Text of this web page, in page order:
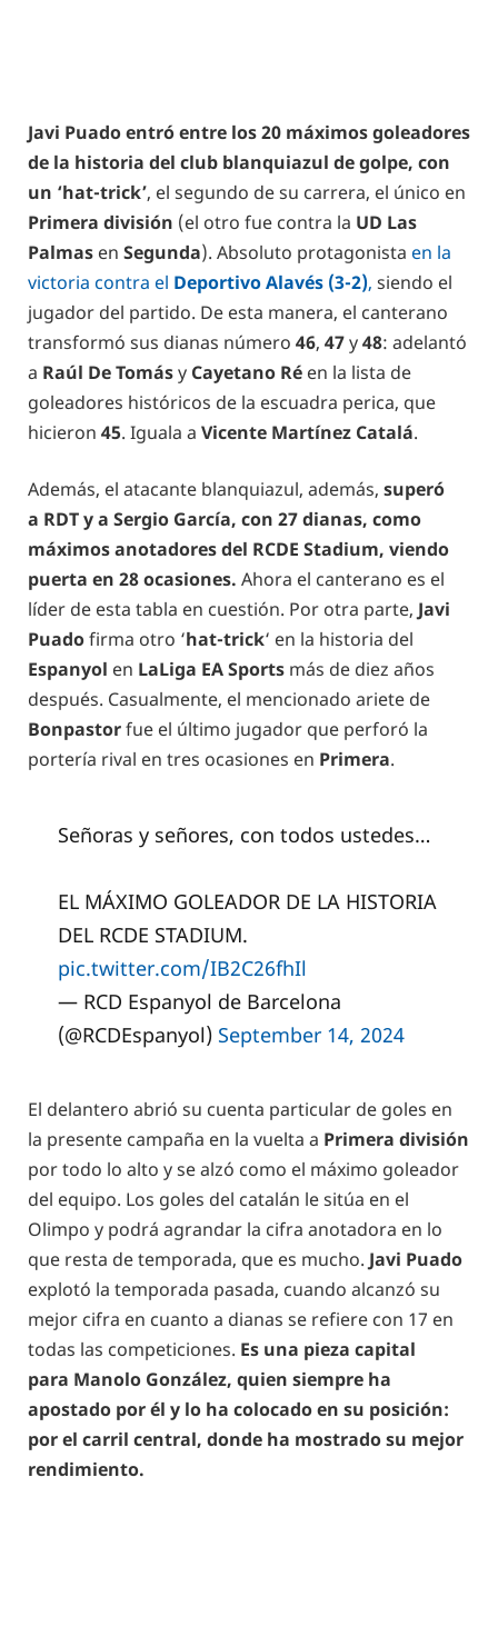
Javi Puado entró entre los 20 máximos goleadores
de la historia del club blanquiazul de golpe, con
un ‘hat-trick’, el segundo de su carrera, el único en
Primera división (el otro fue contra la UD Las
Palmas en Segunda). Absoluto protagonista en la
victoria contra el Deportivo Alavés (3-2), siendo el
jugador del partido. De esta manera, el canterano
transformó sus dianas número 46, 47y48: adelantó
a Raúl De Tomásy Cayetano Ré en la lista de
goleadores históricos de la escuadra perica, que
hicieron 45. Iguala a Vicente Martínez Catalá.
Además, el atacante blanquiazul, además, superó
a RDT y a Sergio García, con 27 dianas, como
máximos anotadores del RCDE Stadium, viendo
puerta en 28 ocasiones. Ahora el canterano es el
líder de esta tabla en cuestión. Por otra parte, Javi
Puadofirma otro ‘hat-trick‘ en la historia del
Espanyol en LaLiga EA Sports más de diez años
después. Casualmente, el mencionado ariete de
Bonpastorfue el último jugador que perforó la
portería rival en tres ocasiones en Primera.
Señoras y señores, con todos ustedes…
EL MÁXIMO GOLEADOR DE LA HISTORIA
DEL RCDE STADIUM.
pic.twitter.com/IB2C26fhIl
— RCD Espanyol de Barcelona
(@RCDEspanyol) September 14, 2024
El delantero abrió su cuenta particular de goles en
la presente campaña en la vuelta a Primera división
por todo lo alto y se alzó como el máximo goleador
del equipo. Los goles del catalán le sitúa en el
Olimpo y podrá agrandar la cifra anotadora en lo
que resta de temporada, que es mucho. Javi Puado
explotó la temporada pasada, cuando alcanzó su
mejor cifra en cuanto a dianas se refiere con 17 en
todas las competiciones. Es una pieza capital
para Manolo González, quien siempre ha
apostado por él y lo ha colocado en su posición:
por el carril central, donde ha mostrado su mejor
rendimiento.